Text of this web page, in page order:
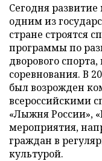
Сегодня развитие
одним из
стране строятся
программы по
дворового
соревнования. В
был возрожден
всероссийскими
«Лыжня России»,
мероприятия,
граждан в
культурой.